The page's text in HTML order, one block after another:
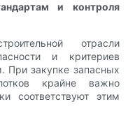
и контроля
отрасли
и критериев
При закупке запасных
крайне важно
соответствуют этим